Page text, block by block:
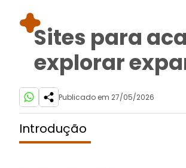
Sites para
explorar
Publicado em 27/05/2026
Introdução